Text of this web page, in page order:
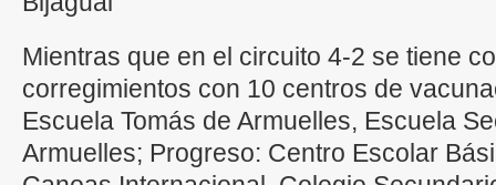
Mientras que en el circuito 4-2 se tiene
corregimientos con 10 centros de
Escuela Tomás de Armuelles, Escuela
Armuelles; Progreso: Centro Escolar